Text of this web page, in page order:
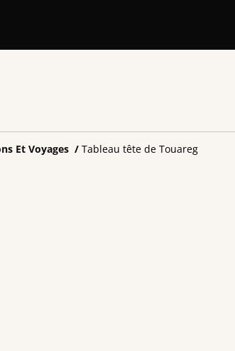
Et Voyages / Tableau tête de Touareg